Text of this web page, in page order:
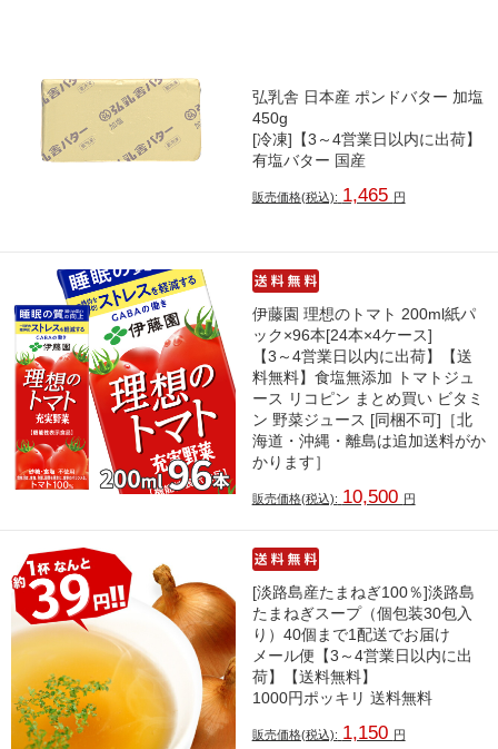
弘乳舎 日本産 ポンドバター 加塩
450g
[冷凍]【3～4営業日以内に出荷】
有塩バター 国産
販売価格(税込): 1,465 円
伊藤園 理想のトマト 200ml紙パ
ック×96本[24本×4ケース]
【3～4営業日以内に出荷】【送
料無料】食塩無添加 トマトジュ
ース リコピン まとめ買い ビタミ
ン 野菜ジュース [同梱不可]［北
海道・沖縄・離島は追加送料がか
かります］
販売価格(税込): 10,500 円
[淡路島産たまねぎ100％]淡路島
たまねぎスープ（個包装30包入
り）40個まで1配送でお届け
メール便【3～4営業日以内に出
荷】【送料無料】
1000円ポッキリ 送料無料
販売価格(税込): 1,150 円